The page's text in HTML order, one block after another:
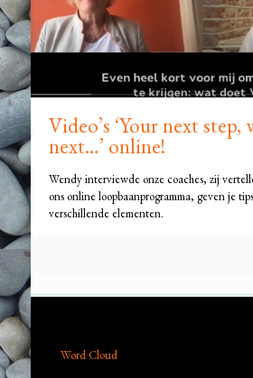
Video’s ‘Your next step,
next…’ online!
Wendy interviewde onze coaches, zij
ons online loopbaanprogramma, geven je
verschillende elementen.
Word Cloud